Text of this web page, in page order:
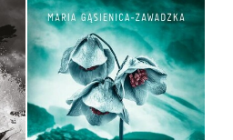
CIEMIĘŻYCA
MARIA GĄSIENICA